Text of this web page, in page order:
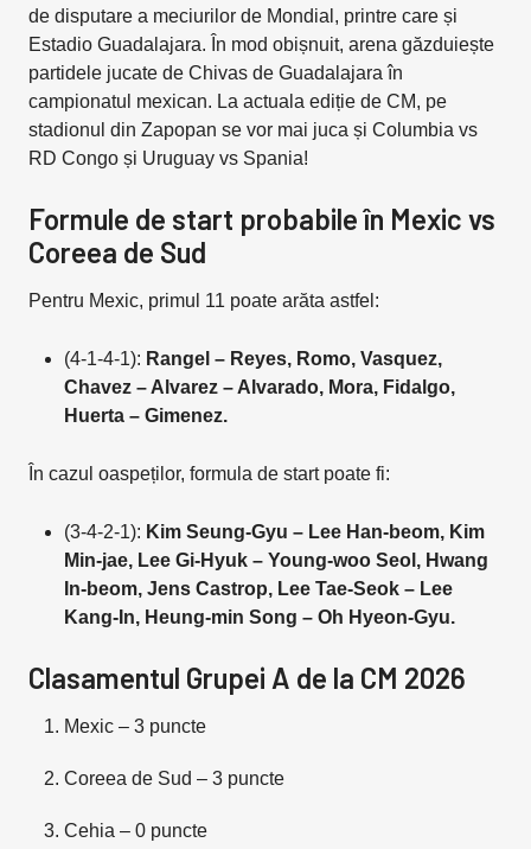
de disputare a meciurilor de Mondial, printre care și
Estadio Guadalajara. În mod obișnuit, arena găzduiește
partidele jucate de Chivas de Guadalajara în
campionatul mexican. La actuala ediție de CM, pe
stadionul din Zapopan se vor mai juca și Columbia vs
RD Congo și Uruguay vs Spania!
Formule de start probabile în Mexic vs
Coreea de Sud
Pentru Mexic, primul 11 poate arăta astfel:
(4-1-4-1): Rangel – Reyes, Romo, Vasquez,
Chavez – Alvarez – Alvarado, Mora, Fidalgo,
Huerta – Gimenez.
În cazul oaspeților, formula de start poate fi:
(3-4-2-1): Kim Seung-Gyu – Lee Han-beom, Kim
Min-jae, Lee Gi-Hyuk – Young-woo Seol, Hwang
In-beom, Jens Castrop, Lee Tae-Seok – Lee
Kang-In, Heung-min Song – Oh Hyeon-Gyu.
Clasamentul Grupei A de la CM 2026
Mexic – 3 puncte
Coreea de Sud – 3 puncte
Cehia – 0 puncte